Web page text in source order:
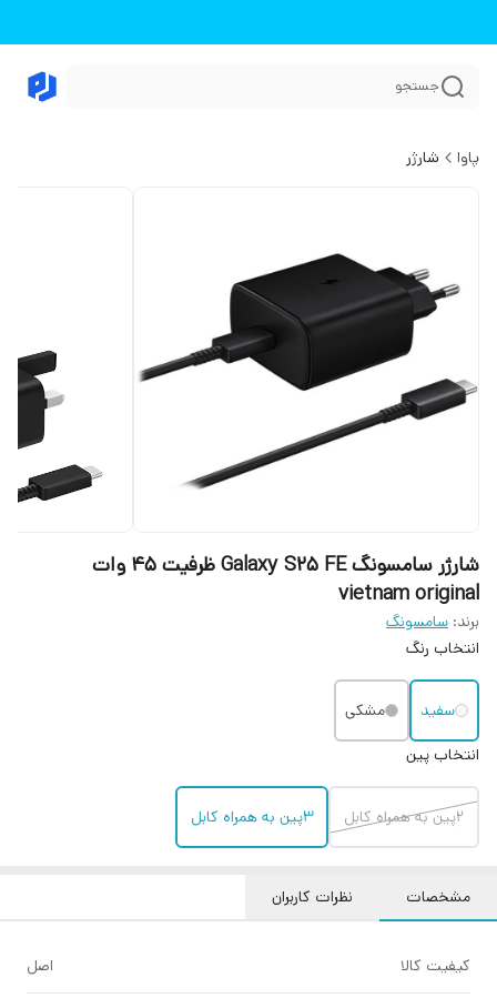
جستجو
پاوا شارژر
شارژر سامسونگ Galaxy S25 FE ظرفیت ۴۵ وات
vietnam original
برند: سامسونگ
انتخاب رنگ
سفید
مشکی
انتخاب پین
2پین به همراه کابل 3پین به همراه کابل
مشخصات نظرات کاربران
کیفیت کالا اصل